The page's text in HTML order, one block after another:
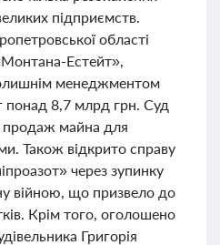
підприємств.
області
Естейт»,
менеджментом
понад 8,7 млрд грн. Суд
продаж майна для
Також відкрито справу
через зупинку
війною, що призвело до
Крім того, оголошено
Григорія